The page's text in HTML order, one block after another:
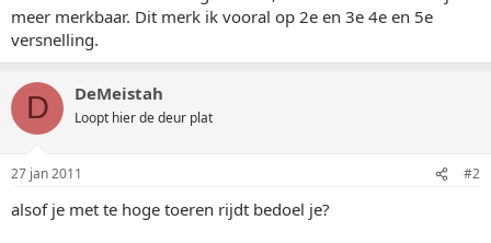
meer merkbaar. Dit merk ik vooral op 2e en 3e 4e en 5e
versnelling.
D DeMeistah
Loopt hier de deur plat
27 jan 2011 #2
alsof je met te hoge toeren rijdt bedoel je?